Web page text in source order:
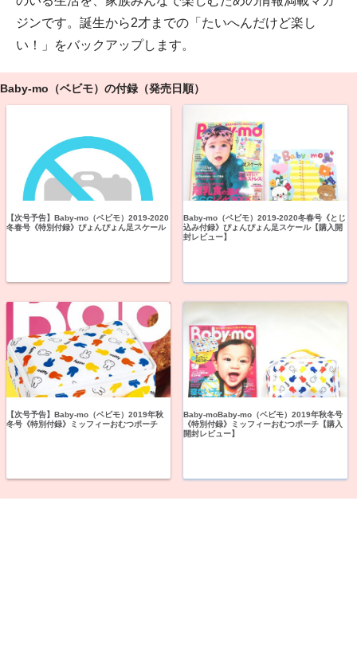
ジンです。誕生から2才までの「たいへんだけど楽し
い！」をバックアップします。
Baby-mo（ベビモ）の付録（発売日順）
【次号予告】Baby-mo（ベビモ）2019-2020
冬春号《特別付録》ぴょんぴょん足スケール
Baby-mo（ベビモ）2019-2020冬春号《とじ
込み付録》ぴょんぴょん足スケール【購入開
封レビュー】
【次号予告】Baby-mo（ベビモ）2019年秋
冬号《特別付録》ミッフィーおむつポーチ
Baby-moBaby-mo（ベビモ）2019年秋冬号
《特別付録》ミッフィーおむつポーチ【購入
開封レビュー】